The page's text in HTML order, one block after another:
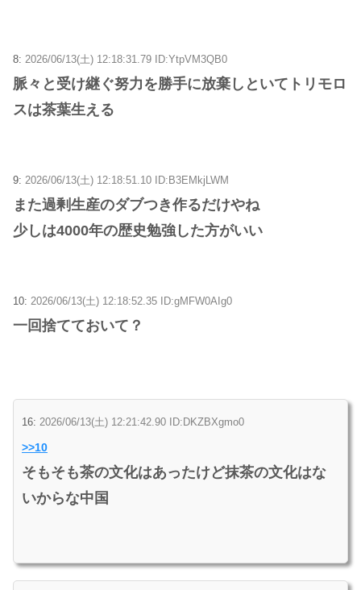
8: 2026/06/13(土) 12:18:31.79 ID:YtpVM3QB0
脈々と受け継ぐ努力を勝手に放棄しといてトリモロ
スは茶葉生える
9: 2026/06/13(土) 12:18:51.10 ID:B3EMkjLWM
また過剰生産のダブつき作るだけやね
少しは4000年の歴史勉強した方がいい
10: 2026/06/13(土) 12:18:52.35 ID:gMFW0AIg0
一回捨てておいて？
16: 2026/06/13(土) 12:21:42.90 ID:DKZBXgmo0
>>10
そもそも茶の文化はあったけど抹茶の文化はな
いからな中国